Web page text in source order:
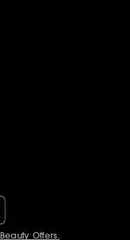
Beauty Offers.